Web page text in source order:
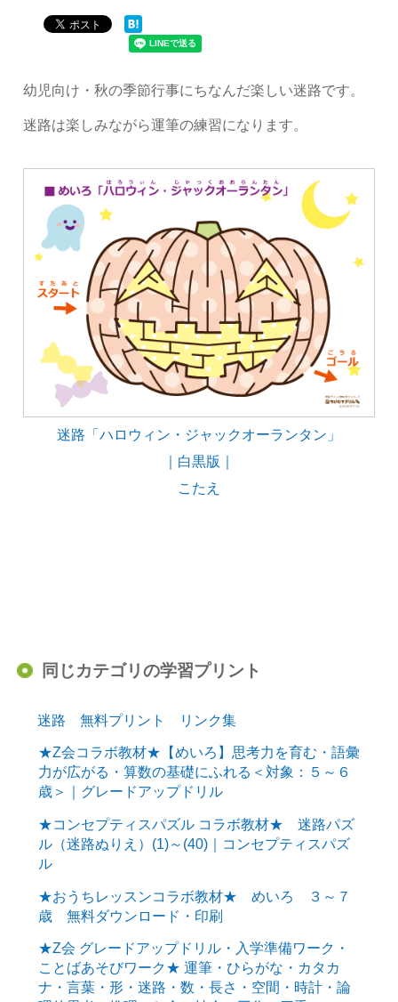
幼児向け・秋の季節行事にちなんだ楽しい迷路です。
迷路は楽しみながら運筆の練習になります。
迷路「ハロウィン・ジャックオーランタン」
｜白黒版｜
こたえ
同じカテゴリの学習プリント
迷路 無料プリント リンク集
★Z会コラボ教材★【めいろ】思考力を育む・語彙
力が広がる・算数の基礎にふれる＜対象：５～６
歳＞｜グレードアップドリル
★コンセプティスパズル コラボ教材★ 迷路パズ
ル（迷路ぬりえ）(1)～(40)｜コンセプティスパズ
ル
★おうちレッスンコラボ教材★ めいろ ３～７
歳 無料ダウンロード・印刷
★Z会 グレードアップドリル・入学準備ワーク・
ことばあそびワーク★ 運筆・ひらがな・カタカ
ナ・言葉・形・迷路・数・長さ・空間・時計・論